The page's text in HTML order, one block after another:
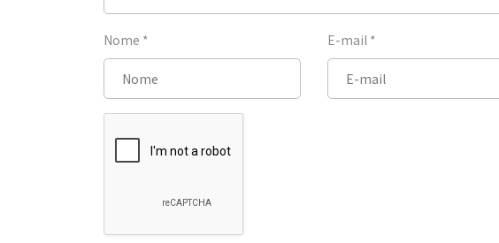
Nome * E-mail *